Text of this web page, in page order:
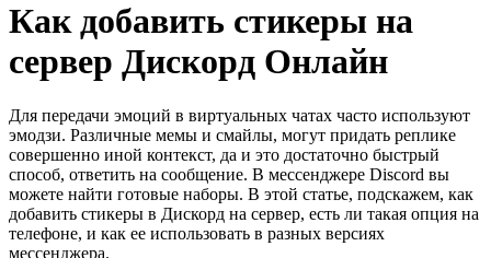
Как добавить стикеры на
сервер Дискорд Онлайн
Для передачи эмоций в виртуальных чатах часто используют
эмодзи. Различные мемы и смайлы, могут придать реплике
совершенно иной контекст, да и это достаточно быстрый
способ, ответить на сообщение. В мессенджере Discord вы
можете найти готовые наборы. В этой статье, подскажем, как
добавить стикеры в Дискорд на сервер, есть ли такая опция на
телефоне, и как ее использовать в разных версиях
мессенджера.